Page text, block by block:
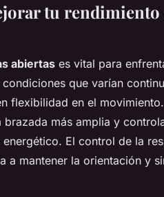
tu
abiertas es vital para
que varían
flexibilidad en el
más amplia y
El control de la
a mantener la orientación y